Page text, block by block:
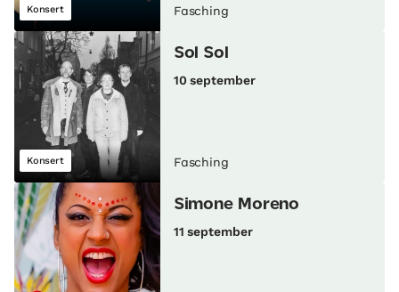
Konsert Fasching
Konsert
Sol Sol
10 september
Fasching
Simone Moreno
11 september